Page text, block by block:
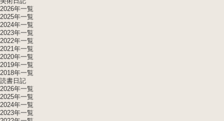
2026年一覧
2025年一覧
2024年一覧
2023年一覧
2022年一覧
2021年一覧
2020年一覧
2019年一覧
2018年一覧
読書日記
2026年一覧
2025年一覧
2024年一覧
2023年一覧